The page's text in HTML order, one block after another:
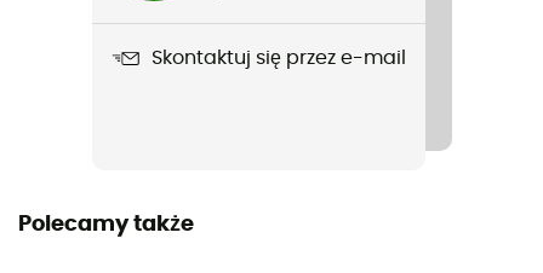
Skontaktuj się przez e-mail
Polecamy także